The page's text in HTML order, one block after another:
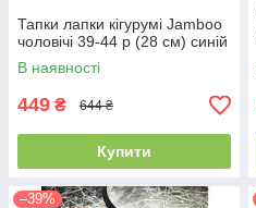
Тапки лапки кігурумі Jamboo
чоловічі 39-44 р (28 см) синій
В наявності
449 ₴ 644 ₴
Купити
–39%